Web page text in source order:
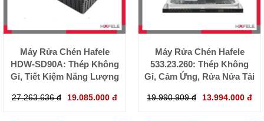
Máy Rửa Chén Hafele
HDW-SD90A: Thép Không
Gỉ, Tiết Kiệm Năng Lượng
27.263.636 đ 19.085.000 đ
Máy Rửa Chén Hafele
533.23.260: Thép Không
Gỉ, Cảm Ứng, Rửa Nửa Tải
19.990.909 đ 13.994.000 đ